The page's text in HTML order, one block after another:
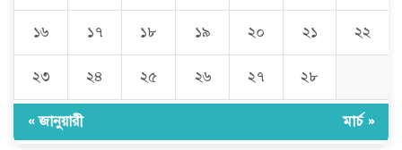
১৬ ১৭ ১৮ ১৯ ২০ ২১ ২২
২৩ ২৪ ২৫ ২৬ ২৭ ২৮
« জানুয়ারী মার্চ »